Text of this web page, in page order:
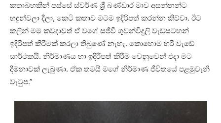
කතාබහකින් පස්සේ ස්වර්ණ ශ්‍රී බණ්ඩාර මාව අසන්නන්ට
හඳුන්වලා දීලා, කෙටි කතාව මටම ඉදිරිපත් කරන්න කිව්වා. ඊට
කලින් මම කවදාවත් ඒ වගේ සජීවී ගුවන්විදුලි වැඩසටහන්
ඉදිරිපත් කිරීමක් කරලා තිබුණේ නැහැ. කොහොම හරි වැඩේ
සාර්ථකයි. නිර්මාණය හා ඉදිරිපත් කිරීම වෙනුවෙන් එදා මට
දීමනාවක් ලැබුණා. ඒක තමයි මගේ නිර්මාණ ජීවිතයේ පළමුවැනි
වැටුප.”